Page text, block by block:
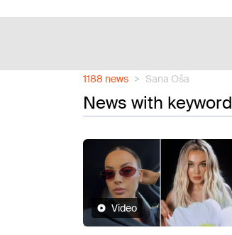
1188 news Sana Oša
News with keyword
Video